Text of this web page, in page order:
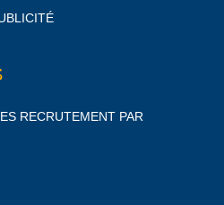
RECRUTEMENT PAR